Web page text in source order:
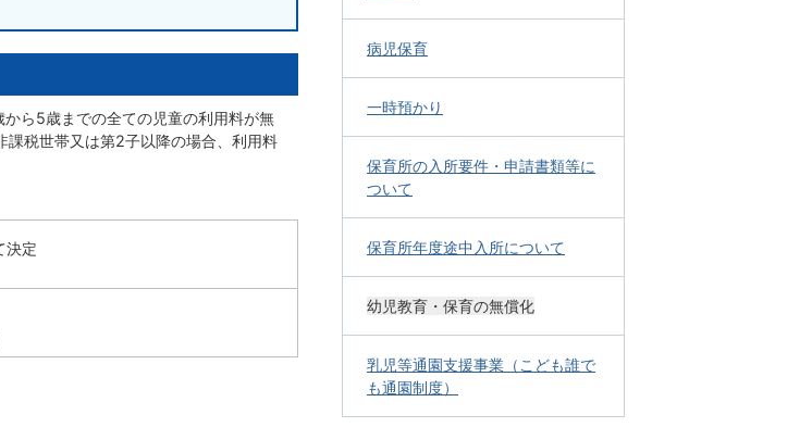
ら5歳までの全ての児童の利用料が無
税世帯又は第2子以降の場合、利用料
決定
病児保育
一時預かり
保育所の入所要件・申請書類等に
ついて
保育所年度途中入所について
幼児教育・保育の無償化
乳児等通園支援事業（こども誰で
も通園制度）